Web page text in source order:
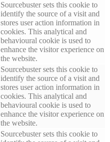
Sourcebuster sets this cookie to
identify the source of a visit and
stores user action information in
cookies. This analytical and
behavioural cookie is used to
enhance the visitor experience on
the website.
Sourcebuster sets this cookie to
identify the source of a visit and
stores user action information in
cookies. This analytical and
behavioural cookie is used to
enhance the visitor experience on
the website.
Sourcebuster sets this cookie to